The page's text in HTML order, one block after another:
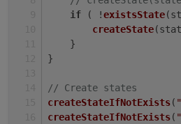
if ( !existsState
createState
    }
}
// Create states
createStateIfNotExists(
createStateIfNotExists(